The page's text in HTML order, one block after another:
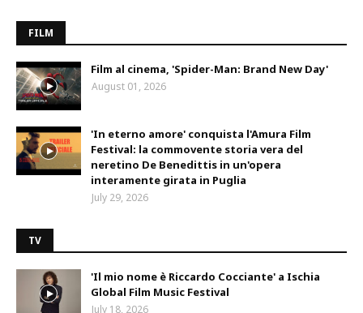
FILM
Film al cinema, 'Spider-Man: Brand New Day'
August 01, 2026
'In eterno amore' conquista l'Amura Film
Festival: la commovente storia vera del
neretino De Benedittis in un'opera
interamente girata in Puglia
July 29, 2026
TV
'Il mio nome è Riccardo Cocciante' a Ischia
Global Film Music Festival
July 18, 2026